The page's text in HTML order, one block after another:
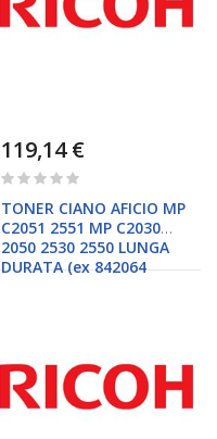
119,14 €
Rating:
TONER CIANO AFICIO MP
C2051 2551 MP C2030
2050 2530 2550 LUNGA
DURATA (ex 842064